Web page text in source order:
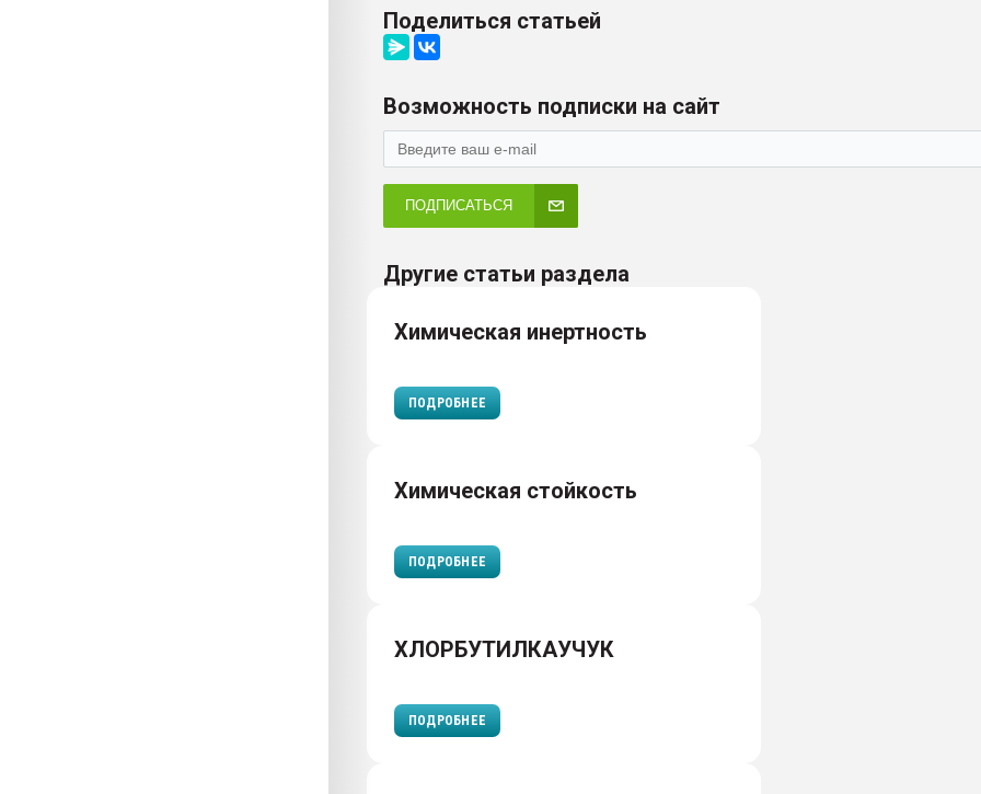
Поделиться статьей
Возможность подписки на сайт
ПОДПИСАТЬСЯ
Другие статьи раздела
Химическая инертность
ПОДРОБНЕЕ
Химическая стойкость
ПОДРОБНЕЕ
ХЛОРБУТИЛКАУЧУК
ПОДРОБНЕЕ